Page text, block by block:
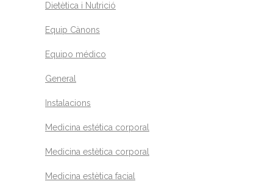
Dietètica i Nutrició
Equip Cànons
Equipo médico
General
Instalacions
Medicina estética corporal
Medicina estètica corporal
Medicina estètica facial